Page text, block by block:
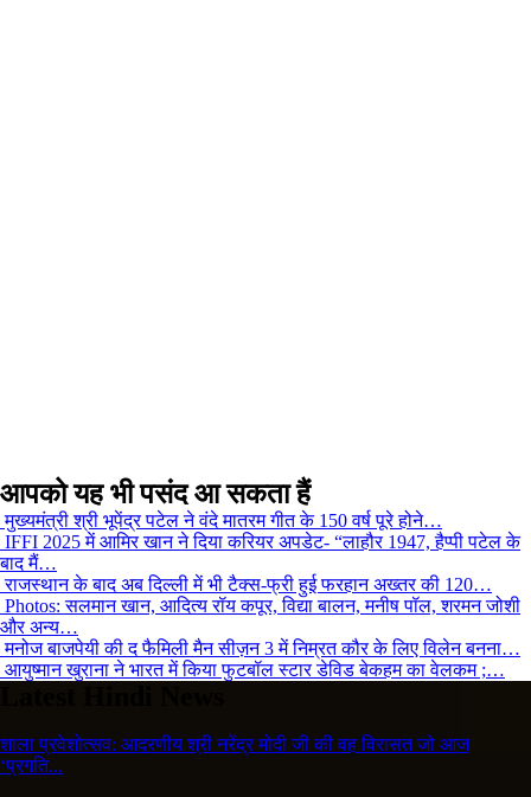
आपको यह भी पसंद आ सकता हैं
मुख्यमंत्री श्री भूपेंद्र पटेल ने वंदे मातरम गीत के 150 वर्ष पूरे होने…
IFFI 2025 में आमिर खान ने दिया करियर अपडेट- “लाहौर 1947, हैप्पी पटेल के
बाद मैं…
राजस्थान के बाद अब दिल्ली में भी टैक्स-फ्री हुई फरहान अख्तर की 120…
Photos: सलमान खान, आदित्य रॉय कपूर, विद्या बालन, मनीष पॉल, शरमन जोशी
और अन्य…
मनोज बाजपेयी की द फैमिली मैन सीज़न 3 में निम्रत कौर के लिए विलेन बनना…
आयुष्मान खुराना ने भारत में किया फुटबॉल स्टार डेविड बेकहम का वेलकम ;…
शाला प्रवेशोत्सव: आदरणीय श्री नरेंद्र मोदी जी की वह विरासत जो आज
‘प्रगति...